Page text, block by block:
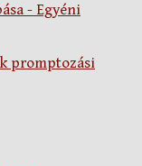
- Egyéni
promptozási